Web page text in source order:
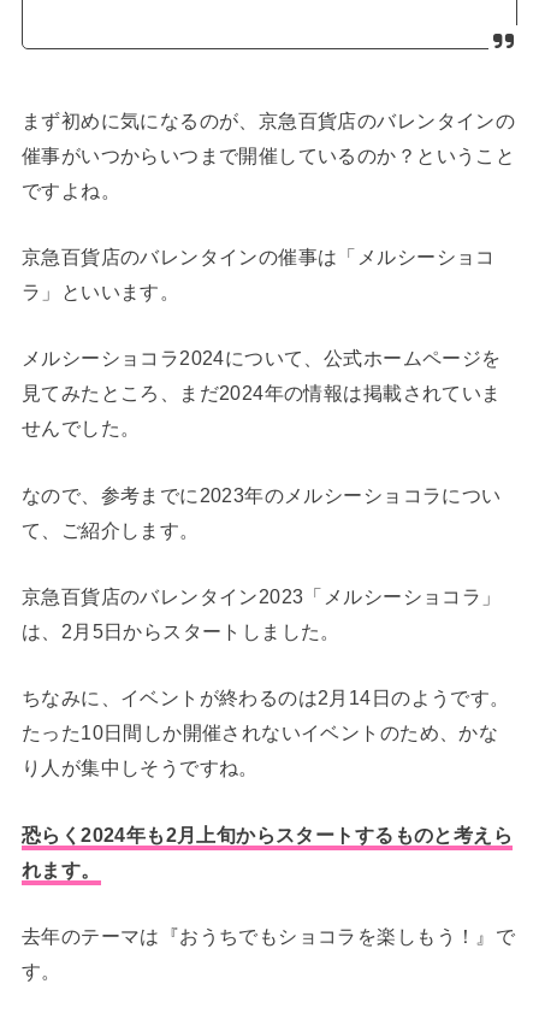
まず初めに気になるのが、京急百貨店のバレンタインの
催事がいつからいつまで開催しているのか？ということ
ですよね。
京急百貨店のバレンタインの催事は「メルシーショコ
ラ」といいます。
メルシーショコラ2024について、公式ホームページを
見てみたところ、まだ2024年の情報は掲載されていま
せんでした。
なので、参考までに2023年のメルシーショコラについ
て、ご紹介します。
京急百貨店のバレンタイン2023「メルシーショコラ」
は、2月5日からスタートしました。
ちなみに、イベントが終わるのは2月14日のようです。
たった10日間しか開催されないイベントのため、かな
り人が集中しそうですね。
恐らく2024年も2月上旬からスタートするものと考えら
れます。
去年のテーマは『おうちでもショコラを楽しもう！』で
す。